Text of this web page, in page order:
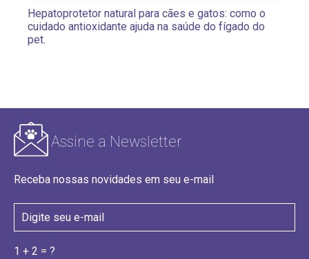
Hepatoprotetor natural para cães e gatos: como o
cuidado antioxidante ajuda na saúde do fígado do
pet.
Assine a Newsletter
Receba nossas novidades em seu e-mail
1 + 2 = ?